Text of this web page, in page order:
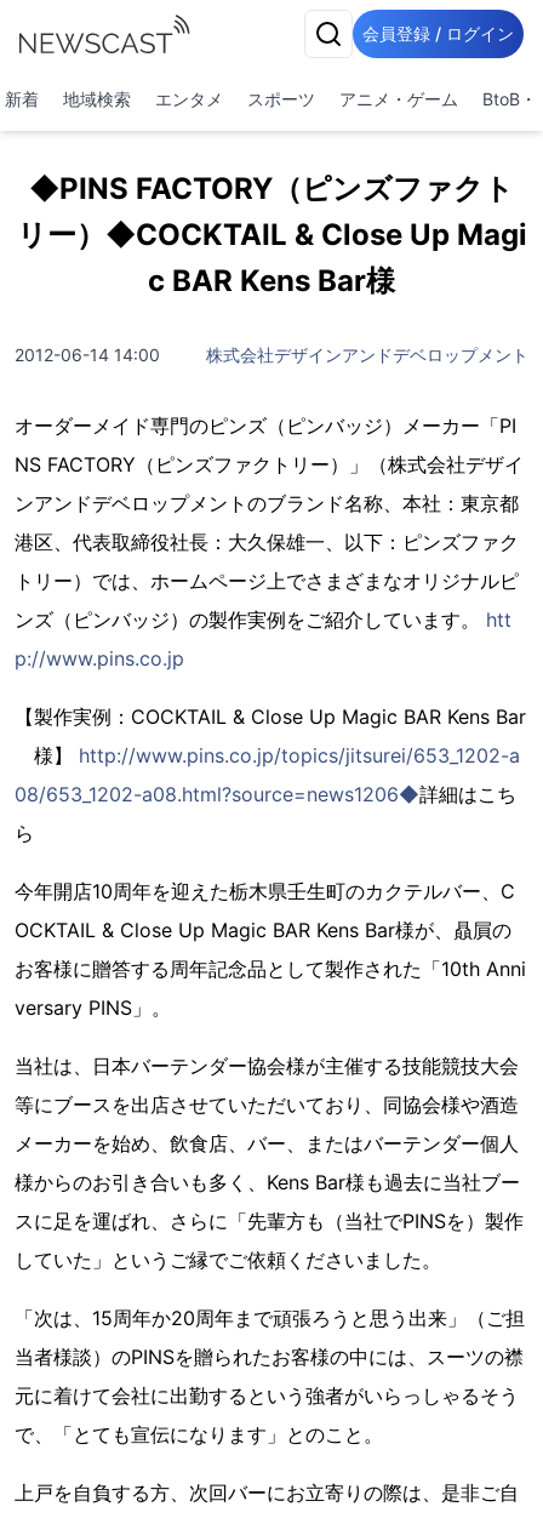
会員登録 / ログイン
新着 地域検索 エンタメ スポーツ アニメ・ゲーム BtoB・
◆PINS FACTORY（ピンズファクト
リー）◆COCKTAIL & Close Up Magi
c BAR Kens Bar様
2012-06-14 14:00 株式会社デザインアンドデベロップメント
オーダーメイド専門のピンズ（ピンバッジ）メーカー「PI
NS FACTORY（ピンズファクトリー）」（株式会社デザイ
ンアンドデベロップメントのブランド名称、本社：東京都
港区、代表取締役社長：大久保雄一、以下：ピンズファク
トリー）では、ホームページ上でさまざまなオリジナルピ
ンズ（ピンバッジ）の製作実例をご紹介しています。 htt
p://www.pins.co.jp
【製作実例：COCKTAIL & Close Up Magic BAR Kens Bar
様】 http://www.pins.co.jp/topics/jitsurei/653_1202-a
08/653_1202-a08.html?source=news1206◆詳細はこち
ら
今年開店10周年を迎えた栃木県壬生町のカクテルバー、C
OCKTAIL & Close Up Magic BAR Kens Bar様が、贔屓の
お客様に贈答する周年記念品として製作された「10th Anni
versary PINS」。
当社は、日本バーテンダー協会様が主催する技能競技大会
等にブースを出店させていただいており、同協会様や酒造
メーカーを始め、飲食店、バー、またはバーテンダー個人
様からのお引き合いも多く、Kens Bar様も過去に当社ブー
スに足を運ばれ、さらに「先輩方も（当社でPINSを）製作
していた」というご縁でご依頼くださいました。
「次は、15周年か20周年まで頑張ろうと思う出来」（ご担
当者様談）のPINSを贈られたお客様の中には、スーツの襟
元に着けて会社に出勤するという強者がいらっしゃるそう
で、「とても宣伝になります」とのこと。
上戸を自負する方、次回バーにお立寄りの際は、是非ご自